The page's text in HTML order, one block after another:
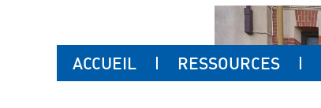
ACCUEIL RESSOURCES